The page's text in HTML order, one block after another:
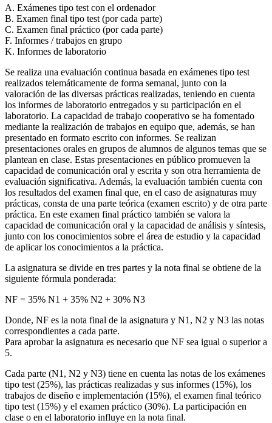
A. Exámenes tipo test con el ordenador
B. Examen final tipo test (por cada parte)
C. Examen final práctico (por cada parte)
F. Informes / trabajos en grupo
K. Informes de laboratorio
Se realiza una evaluación continua basada en exámenes tipo test
realizados telemáticamente de forma semanal, junto con la
valoración de las diversas prácticas realizadas, teniendo en cuenta
los informes de laboratorio entregados y su participación en el
laboratorio. La capacidad de trabajo cooperativo se ha fomentado
mediante la realización de trabajos en equipo que, además, se han
presentado en formato escrito con informes. Se realizan
presentaciones orales en grupos de alumnos de algunos temas que se
plantean en clase. Estas presentaciones en público promueven la
capacidad de comunicación oral y escrita y son otra herramienta de
evaluación significativa. Además, la evaluación también cuenta con
los resultados del examen final que, en el caso de asignaturas muy
prácticas, consta de una parte teórica (examen escrito) y de otra parte
práctica. En este examen final práctico también se valora la
capacidad de comunicación oral y la capacidad de análisis y síntesis,
junto con los conocimientos sobre el área de estudio y la capacidad
de aplicar los conocimientos a la práctica.
La asignatura se divide en tres partes y la nota final se obtiene de la
siguiente fórmula ponderada:
NF = 35% N1 + 35% N2 + 30% N3
Donde, NF es la nota final de la asignatura y N1, N2 y N3 las notas
correspondientes a cada parte.
Para aprobar la asignatura es necesario que NF sea igual o superior a
5.
Cada parte (N1, N2 y N3) tiene en cuenta las notas de los exámenes
tipo test (25%), las prácticas realizadas y sus informes (15%), los
trabajos de diseño e implementación (15%), el examen final teórico
tipo test (15%) y el examen práctico (30%). La participación en
clase o en el laboratorio influye en la nota final.